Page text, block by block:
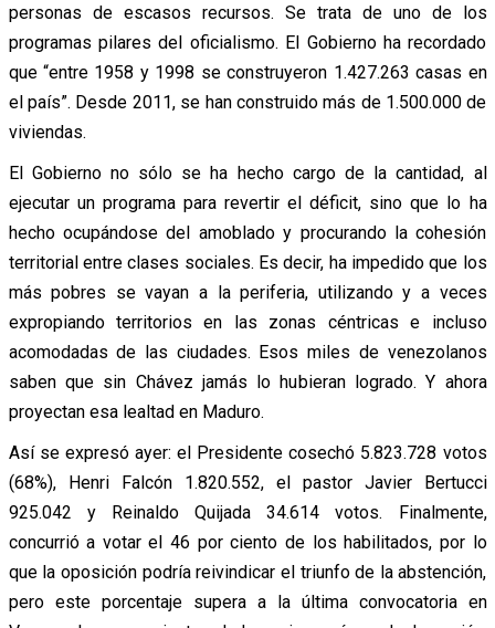
personas de escasos recursos. Se trata de uno de los
programas pilares del oficialismo. El Gobierno ha recordado
que “entre 1958 y 1998 se construyeron 1.427.263 casas en
el país”. Desde 2011, se han construido más de 1.500.000 de
viviendas.
El Gobierno no sólo se ha hecho cargo de la cantidad, al
ejecutar un programa para revertir el déficit, sino que lo ha
hecho ocupándose del amoblado y procurando la cohesión
territorial entre clases sociales. Es decir, ha impedido que los
más pobres se vayan a la periferia, utilizando y a veces
expropiando territorios en las zonas céntricas e incluso
acomodadas de las ciudades. Esos miles de venezolanos
saben que sin Chávez jamás lo hubieran logrado. Y ahora
proyectan esa lealtad en Maduro.
Así se expresó ayer: el Presidente cosechó 5.823.728 votos
(68%), Henri Falcón 1.820.552, el pastor Javier Bertucci
925.042 y Reinaldo Quijada 34.614 votos. Finalmente,
concurrió a votar el 46 por ciento de los habilitados, por lo
que la oposición podría reivindicar el triunfo de la abstención,
pero este porcentaje supera a la última convocatoria en